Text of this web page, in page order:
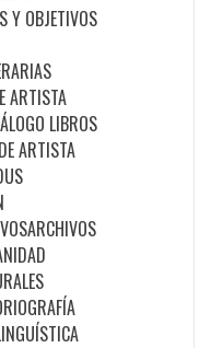
Y OBJETIVOS
ARTISTA
LIBROS
DE ARTISTA
ARCHIVOS